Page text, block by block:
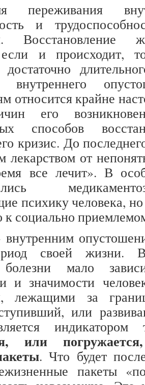
переживания
и
Восстановление
если и происходит,
достаточно
внутреннего
относится крайне
его
способов
кризис. До
лекарством от
все лечит». В
психику человека,
к социально
внутренним
своей жизни.
болезни мало
и значимости
лежащими за
или
или
. Что будет
пакеты